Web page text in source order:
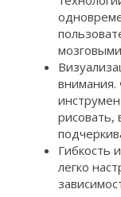
рисовать,
Гибкость
легко